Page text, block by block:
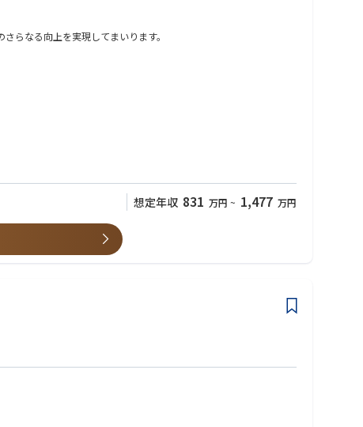
らなる向上を実現してまいります。
想定年収 831 万円 ~ 1,477 万円